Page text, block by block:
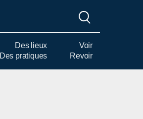
Des lieux
Des pratiques
Voir
Revoir